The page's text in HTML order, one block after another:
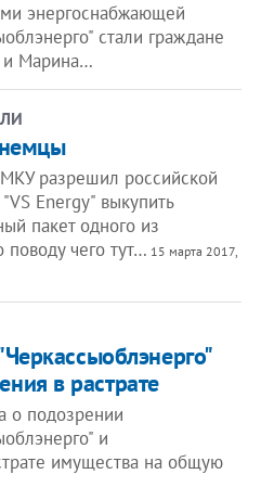
энергоснабжающей
стали граждане
и Марина…
разрешил российской
Energy" выкупить
пакет одного из
поводу чего тут… 15 марта 2017,
в растрате
о подозрении
и
имущества на общую